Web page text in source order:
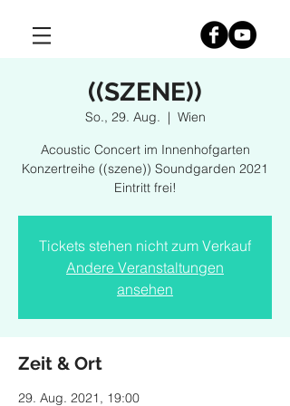
((SZENE))
So., 29. Aug.
  |
Wien
Acoustic Concert im Innenhofgarten
Konzertreihe ((szene)) Soundgarden 2021
Eintritt frei!
Tickets stehen nicht zum Verkauf
Andere Veranstaltungen
ansehen
Zeit & Ort
29. Aug. 2021, 19:00